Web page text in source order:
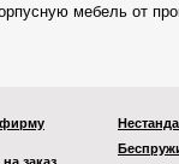
мебель от
фирму